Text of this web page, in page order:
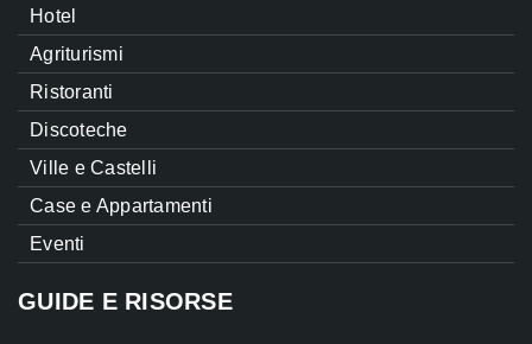
Hotel
Agriturismi
Ristoranti
Discoteche
Ville e Castelli
Case e Appartamenti
Eventi
GUIDE E RISORSE